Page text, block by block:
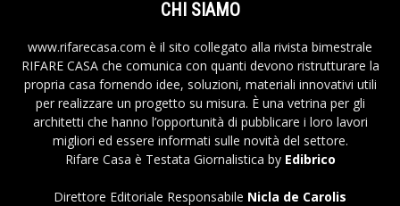
CHI SIAMO
www.rifarecasa.com è il sito collegato alla rivista bimestrale
RIFARE CASA che comunica con quanti devono ristrutturare la
propria casa fornendo idee, soluzioni, materiali innovativi utili
per realizzare un progetto su misura. È una vetrina per gli
architetti che hanno l’opportunità di pubblicare i loro lavori
migliori ed essere informati sulle novità del settore.
Rifare Casa è Testata Giornalistica by Edibrico
Direttore Editoriale Responsabile Nicla de Carolis